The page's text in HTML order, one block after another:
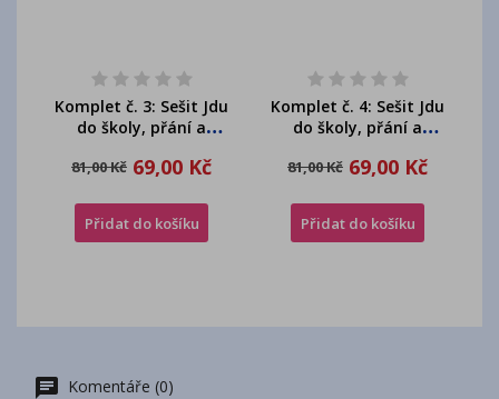
Komplet č. 3: Sešit Jdu
do školy, přání a
81,00 Kč 69,00 Kč
Přidat do košíku
Komplet č. 4: Sešit Jdu
do školy, přání a
81,00 Kč 69,00 Kč
Přidat do košíku
Komentáře (0)